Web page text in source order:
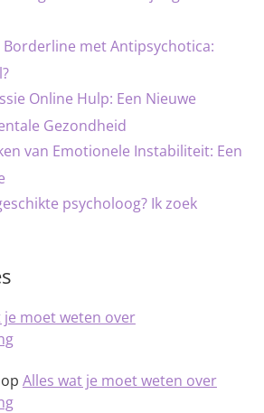
Borderline met Antipsychotica:
Online Hulp: Een Nieuwe
Gezondheid
van Emotionele Instabiliteit: Een
psycholoog? Ik zoek
je moet weten over
op Alles wat je moet weten over